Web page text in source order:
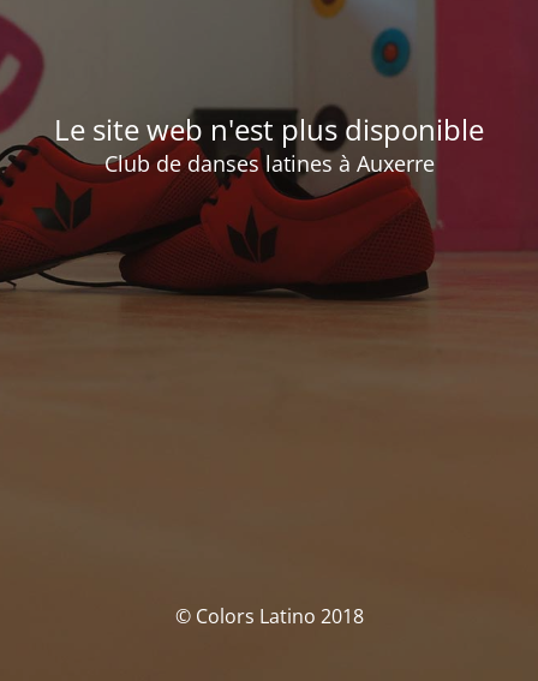
Le site web n'est plus disponible
Club de danses latines à Auxerre
© Colors Latino 2018